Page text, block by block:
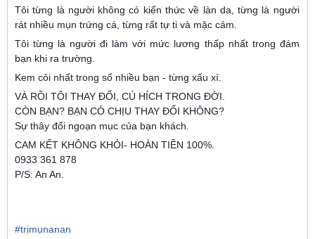
Tôi từng là người không có kiến thức về làn da, từng là người
rát nhiều mụn trứng cá, từng rất tự ti và mặc cảm.
Tôi từng là người đi làm với mức lương thấp nhất trong đám
bạn khi ra trường.
Kem cỏi nhất trong số nhiều bạn - từng xấu xí.
VÀ RỒI TÔI THAY ĐỔI, CÚ HÍCH TRONG ĐỜI.
CÒN BẠN? BẠN CÓ CHỊU THAY ĐỔI KHÔNG?
Sự thây đổi ngoạn mục của bạn khách.
CAM KẾT KHÔNG KHỎI- HOÀN TIỀN 100%.
0933 361 878
P/S: An An.
#trịmụnanan